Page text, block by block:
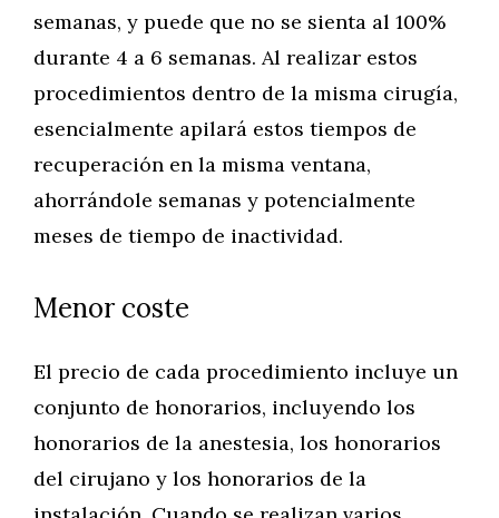
semanas, y puede que no se sienta al 100%
durante 4 a 6 semanas. Al realizar estos
procedimientos dentro de la misma cirugía,
esencialmente apilará estos tiempos de
recuperación en la misma ventana,
ahorrándole semanas y potencialmente
meses de tiempo de inactividad.
Menor coste
El precio de cada procedimiento incluye un
conjunto de honorarios, incluyendo los
honorarios de la anestesia, los honorarios
del cirujano y los honorarios de la